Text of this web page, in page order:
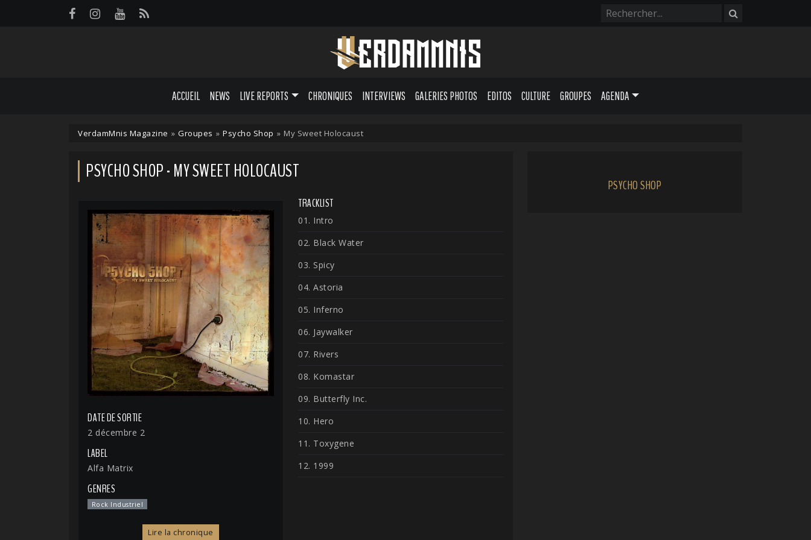
ACCUEIL NEWS LIVE REPORTS CHRONIQUES INTERVIEWS GALERIES PHOTOS EDITOS CULTURE GROUPES AGENDA
VerdamMnis Magazine » Groupes » Psycho Shop » My Sweet Holocaust
PSYCHO SHOP - MY SWEET HOLOCAUST
DATE DE SORTIE
2 décembre 2
LABEL
Alfa Matrix
GENRES
Rock Industriel
Lire la chronique
TRACKLIST
01. Intro
02. Black Water
03. Spicy
04. Astoria
05. Inferno
06. Jaywalker
07. Rivers
08. Komastar
09. Butterfly Inc.
10. Hero
11. Toxygene
12. 1999
PSYCHO SHOP
Panneau de gestion des cookies